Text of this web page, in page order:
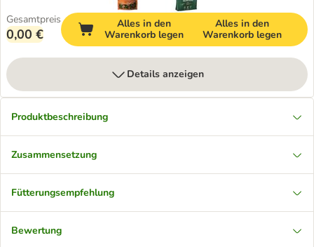
Gesamtpreis
0,00 €
Alles in den
Warenkorb legen
Alles in den
Warenkorb legen
Details anzeigen
Produktbeschreibung
Zusammensetzung
Fütterungsempfehlung
Bewertung